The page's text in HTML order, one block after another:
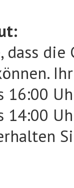
die
16:00
14:00